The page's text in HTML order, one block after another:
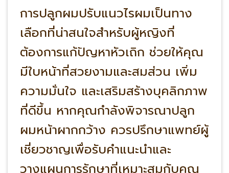
การปลูกผมปรับแนวไรผมเป็นทาง
เลือกที่น่าสนใจสำหรับผู้หญิงที่
ต้องการแก้ปัญหาหัวเถิก ช่วยให้คุณ
มีใบหน้าที่สวยงามและสมส่วน เพิ่ม
ความมั่นใจ และเสริมสร้างบุคลิกภาพ
ที่ดีขึ้น หากคุณกำลังพิจารณาปลูก
ผมหน้าผากกว้าง ควรปรึกษาแพทย์ผู้
เชี่ยวชาญเพื่อรับคำแนะนำและ
วางแผนการรักษาที่เหมาะสมกับคุณ